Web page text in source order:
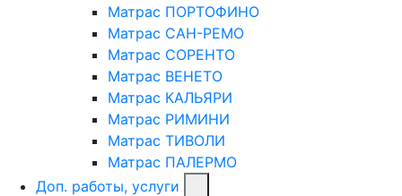
Матрас ПОРТОФИНО
Матрас САН-РЕМО
Матрас СОРЕНТО
Матрас ВЕНЕТО
Матрас КАЛЬЯРИ
Матрас РИМИНИ
Матрас ТИВОЛИ
Матрас ПАЛЕРМО
Доп. работы, услуги